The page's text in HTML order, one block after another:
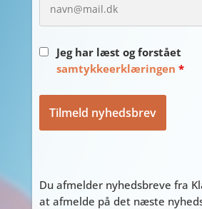
Jeg har læst og forstået
samtykkeerklæringen *
Du afmelder nyhedsbreve fra
at afmelde på det næste